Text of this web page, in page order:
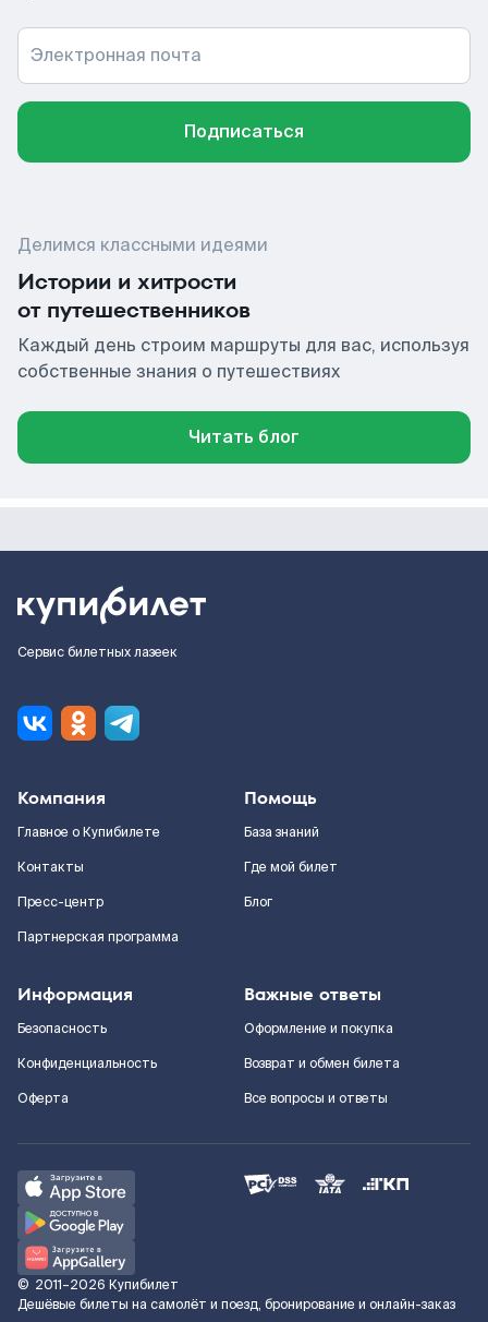
Электронная почта
Подписаться
Делимся классными идеями
Истории и хитрости
от путешественников
Каждый день строим маршруты для вас, используя
собственные знания о путешествиях
Читать блог
Сервис билетных лазеек
Компания
Главное о Купибилете
Контакты
Пресс-центр
Партнерская программа
Помощь
База знаний
Где мой билет
Блог
Информация
Безопасность
Конфиденциальность
Оферта
Важные ответы
Оформление и покупка
Возврат и обмен билета
Все вопросы и ответы
© 2011–2026 Купибилет
Дешёвые билеты на самолёт и поезд, бронирование и онлайн-заказ